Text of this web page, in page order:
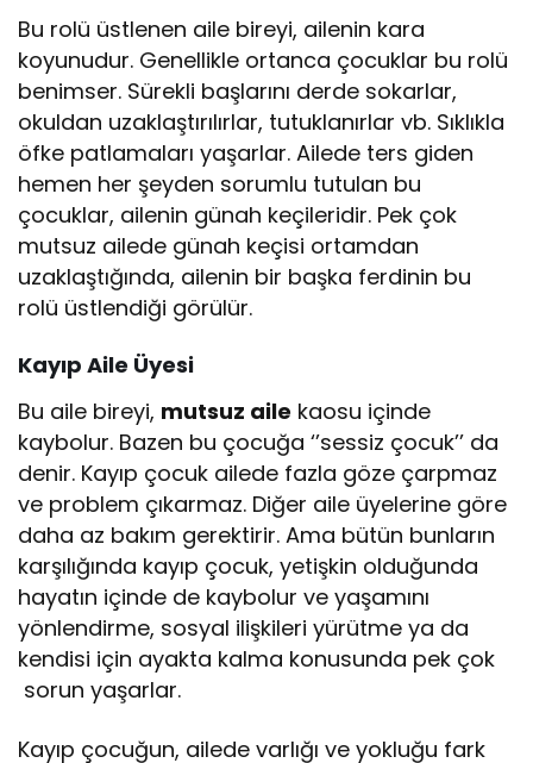
Bu rolü üstlenen aile bireyi, ailenin kara
koyunudur. Genellikle ortanca çocuklar bu rolü
benimser. Sürekli başlarını derde sokarlar,
okuldan uzaklaştırılırlar, tutuklanırlar vb. Sıklıkla
öfke patlamaları yaşarlar. Ailede ters giden
hemen her şeyden sorumlu tutulan bu
çocuklar, ailenin günah keçileridir. Pek çok
mutsuz ailede günah keçisi ortamdan
uzaklaştığında, ailenin bir başka ferdinin bu
rolü üstlendiği görülür.
Kayıp Aile Üyesi
Bu aile bireyi, mutsuz aile kaosu içinde
kaybolur. Bazen bu çocuğa ‘’sessiz çocuk’’ da
denir. Kayıp çocuk ailede fazla göze çarpmaz
ve problem çıkarmaz. Diğer aile üyelerine göre
daha az bakım gerektirir. Ama bütün bunların
karşılığında kayıp çocuk, yetişkin olduğunda
hayatın içinde de kaybolur ve yaşamını
yönlendirme, sosyal ilişkileri yürütme ya da
kendisi için ayakta kalma konusunda pek çok
sorun yaşarlar.
Kayıp çocuğun, ailede varlığı ve yokluğu fark